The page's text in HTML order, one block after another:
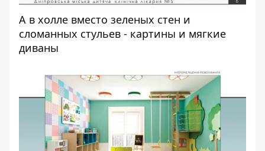
А в холле вместо зеленых стен и
сломанных стульев - картины и мягкие
диваны